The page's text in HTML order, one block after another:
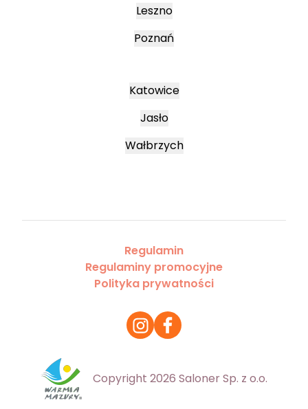
Leszno
Poznań
Katowice
Jasło
Wałbrzych
Regulamin
Regulaminy promocyjne
Polityka prywatności
Copyright 2026 Saloner Sp. z o.o.